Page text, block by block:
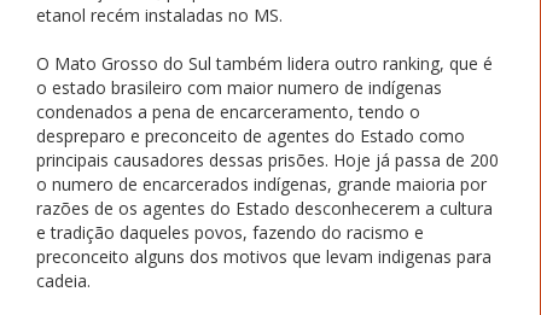
etanol recém instaladas no MS.
O Mato Grosso do Sul também lidera outro ranking, que é
o estado brasileiro com maior numero de indígenas
condenados a pena de encarceramento, tendo o
despreparo e preconceito de agentes do Estado como
principais causadores dessas prisões. Hoje já passa de 200
o numero de encarcerados indígenas, grande maioria por
razões de os agentes do Estado desconhecerem a cultura
e tradição daqueles povos, fazendo do racismo e
preconceito alguns dos motivos que levam indigenas para
cadeia.